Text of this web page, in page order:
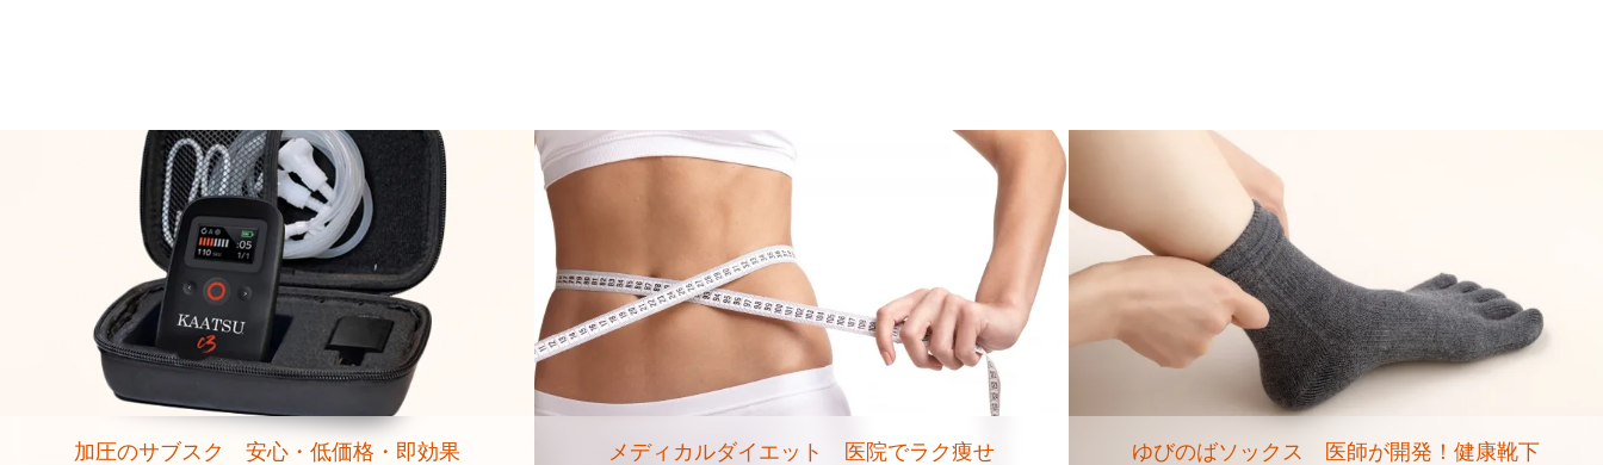
加圧のサブスク 安心・低価格・即効果 メディカルダイエット 医院でラク痩せ ゆびのばソックス 医師が開発！健康靴下